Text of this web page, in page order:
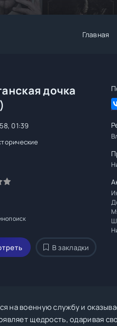
Главная
дочка
01:39
В закладки
на военную службу и
щедрость, одаривая